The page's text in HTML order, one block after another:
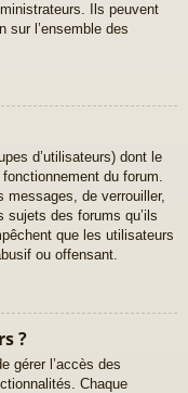
Ils peuvent
sur l’ensemble des
d’utilisateurs) dont le
du forum.
messages, de verrouiller,
sujets des forums qu’ils
que les utilisateurs
ou offensant.
?
gérer l’accès des
Chaque